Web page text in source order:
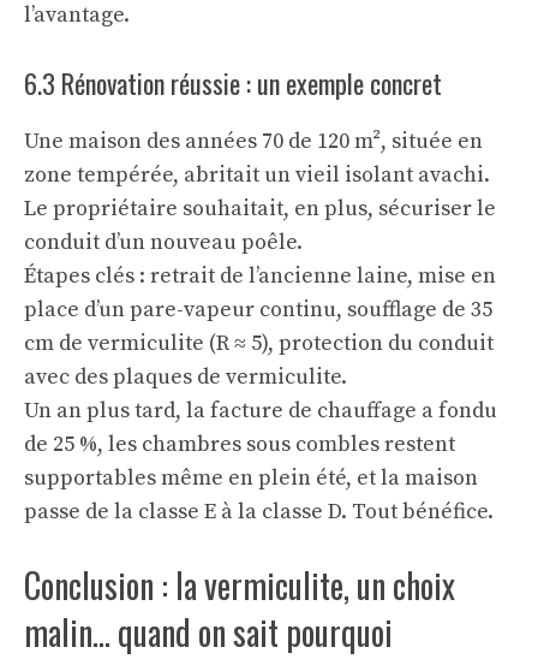
l’avantage.
6.3 Rénovation réussie : un exemple concret
Une maison des années 70 de 120 m², située en
zone tempérée, abritait un vieil isolant avachi.
Le propriétaire souhaitait, en plus, sécuriser le
conduit d’un nouveau poêle.
Étapes clés : retrait de l’ancienne laine, mise en
place d’un pare-vapeur continu, soufflage de 35
cm de vermiculite (R ≈ 5), protection du conduit
avec des plaques de vermiculite.
Un an plus tard, la facture de chauffage a fondu
de 25 %, les chambres sous combles restent
supportables même en plein été, et la maison
passe de la classe E à la classe D. Tout bénéfice.
Conclusion : la vermiculite, un choix
malin… quand on sait pourquoi